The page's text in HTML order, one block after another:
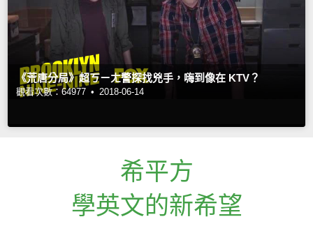
《荒唐分局》超ㄎㄧㄤ警探找兇手，嗨到像在 KTV？
觀看次數：64977 • 2018-06-14
希平方
學英文的新希望